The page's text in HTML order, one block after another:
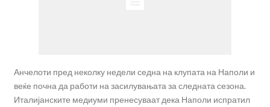
Анчелоти пред неколку недели седна на клупата на Наполи и
веќе почна да работи на засилувањата за следната сезона.
Италијанските медиуми пренесуваат дека Наполи испратил